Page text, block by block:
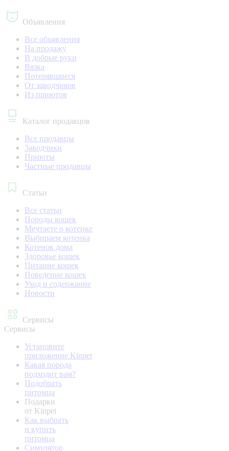
Объявления
Все объявления
На продажу
В добрые руки
Вязка
Потерявшиеся
От заводчиков
Из приютов
Каталог продавцов
Все продавцы
Заводчики
Приюты
Частные продавцы
Статьи
Все статьи
Породы кошек
Мечтаете о котенке
Выбираем котенка
Котенок дома
Здоровье кошек
Питание кошек
Поведение кошек
Уход и содержание
Новости
Сервисы
Сервисы
Установите
приложение Kinpet
Какая порода
подходит вам?
Подобрать
питомца
Подарки
от Kinpet
Как выбрать
и купить
питомца
Симулятор